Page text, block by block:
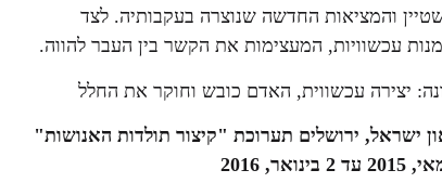
והמציאות החדשה שנוצרה בעקבותיה. לצד
עכשוויות, המעצימות את הקשר בין העבר להווה.
יצירה עכשווית, האדם כובש וחוקר את החלל
ישראל, ירושלים תערוכת "קיצור תולדות האנושות"